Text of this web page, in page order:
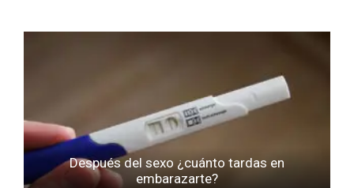
Después del sexo ¿cuánto tardas en
embarazarte?